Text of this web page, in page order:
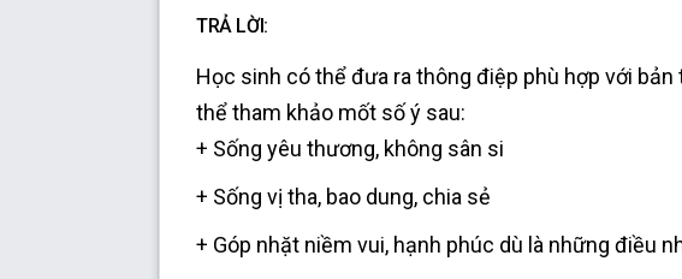
TRẢ LỜI:
Học sinh có thể đưa ra thông điệp phù hợp với
thể tham khảo mốt số ý sau:
+ Sống yêu thương, không sân si
+ Sống vị tha, bao dung, chia sẻ
+ Góp nhặt niềm vui, hạnh phúc dù là những điều